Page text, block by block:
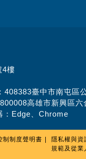
4樓
臺中市南屯區
高雄市新興區六
Edge、Chrome
制制度聲明書 隱私權與資
規範及從業